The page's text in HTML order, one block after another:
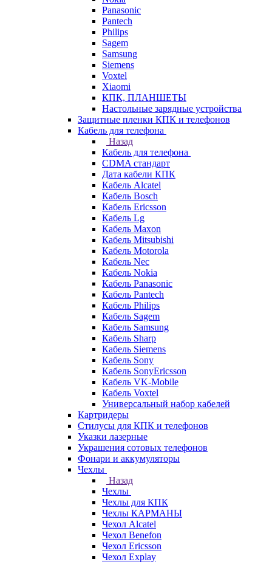
Panasonic
Pantech
Philips
Sagem
Samsung
Siemens
Voxtel
Xiaomi
КПК, ПЛАНШЕТЫ
Настольные зарядные устройства
Защитные пленки КПК и телефонов
Кабель для телефона
Назад
Кабель для телефона
CDMA стандарт
Дата кабели КПК
Кабель Alcatel
Кабель Bosch
Кабель Ericsson
Кабель Lg
Кабель Maxon
Кабель Mitsubishi
Кабель Motorola
Кабель Nec
Кабель Nokia
Кабель Panasonic
Кабель Pantech
Кабель Philips
Кабель Sagem
Кабель Samsung
Кабель Sharp
Кабель Siemens
Кабель Sony
Кабель SonyEricsson
Кабель VK-Mobile
Кабель Voxtel
Универсальный набор кабелей
Картридеры
Стилусы для КПК и телефонов
Указки лазерные
Украшения сотовых телефонов
Фонари и аккумуляторы
Чехлы
Назад
Чехлы
Чехлы для КПК
Чехлы КАРМАНЫ
Чехол Alcatel
Чехол Benefon
Чехол Ericsson
Чехол Explay